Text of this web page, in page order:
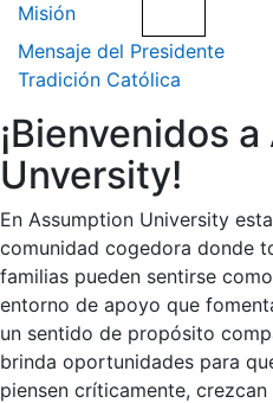
Misión
Mensaje del Presidente
Tradición Católica
¡Bienvenidos
Unversity!
En Assumption University
comunidad cogedora donde
familias pueden sentirse
entorno de apoyo que
un sentido de propósito
brinda oportunidades para
piensen críticamente,